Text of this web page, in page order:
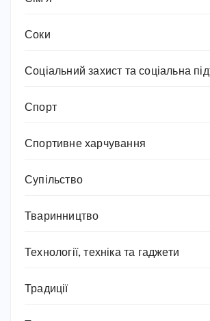
Соки
Соціальний захист та соціальна
Спорт
Спортивне харчування
Супільство
Тваринництво
Технології, техніка та гаджети
Традиції